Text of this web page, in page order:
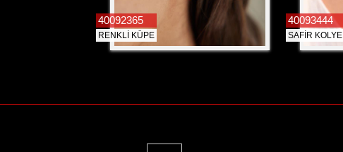
40092365
RENKLİ KÜPE
40093444
SAFİR KOLYE